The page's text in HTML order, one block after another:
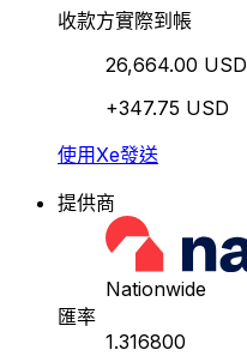
收款方實際到帳
26,664.00 USD
+347.75 USD
使用Xe發送
提供商
Nationwide
匯率
1.316800